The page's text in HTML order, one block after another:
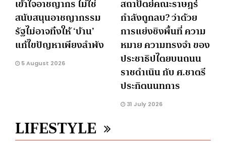
LIFESTYLE
เข้าใจอาชญากร ไม่ใช่
สนับสนุนอาชญากรรม
รัฐไม่อาจทิ้งให้ ‘บ้าน’
แก้ไขปัญหาเพียงลำพัง
5 August 2026
สถาปัตย์คณะราษฎร์
กำลังถูกลบ? ว่าด้วย
การแย่งชิงพื้นที่ ความ
หมาย ความทรงจำ ของ
ประชาธิปไตยบนถนน
ราชดำเนิน กับ ศ.ชาตรี
ประกิตนนทการ
31 July 2026